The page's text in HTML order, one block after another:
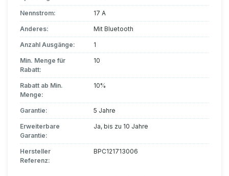
Nennstrom: 17 A
Anderes: Mit Bluetooth
Anzahl Ausgänge: 1
Min. Menge für
Rabatt:
10
Rabatt ab Min.
Menge:
10%
Garantie: 5 Jahre
Erweiterbare
Garantie:
Ja, bis zu 10 Jahre
Hersteller
Referenz:
BPC121713006